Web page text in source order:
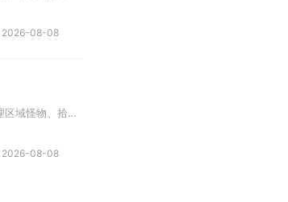
2026-08-08
完成龙脊雪山山中之物三段前置碎片解冻流程，抵达山顶寒天之钉区域，依次清理区域怪物、拾取三处深赤之石击碎冰封碎片、交互碎片...
2026-08-08